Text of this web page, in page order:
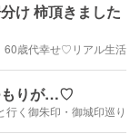
け 柿頂きました
60歳代幸せ♡リアル生活
もりが…♡
行く御朱印・御城印巡り